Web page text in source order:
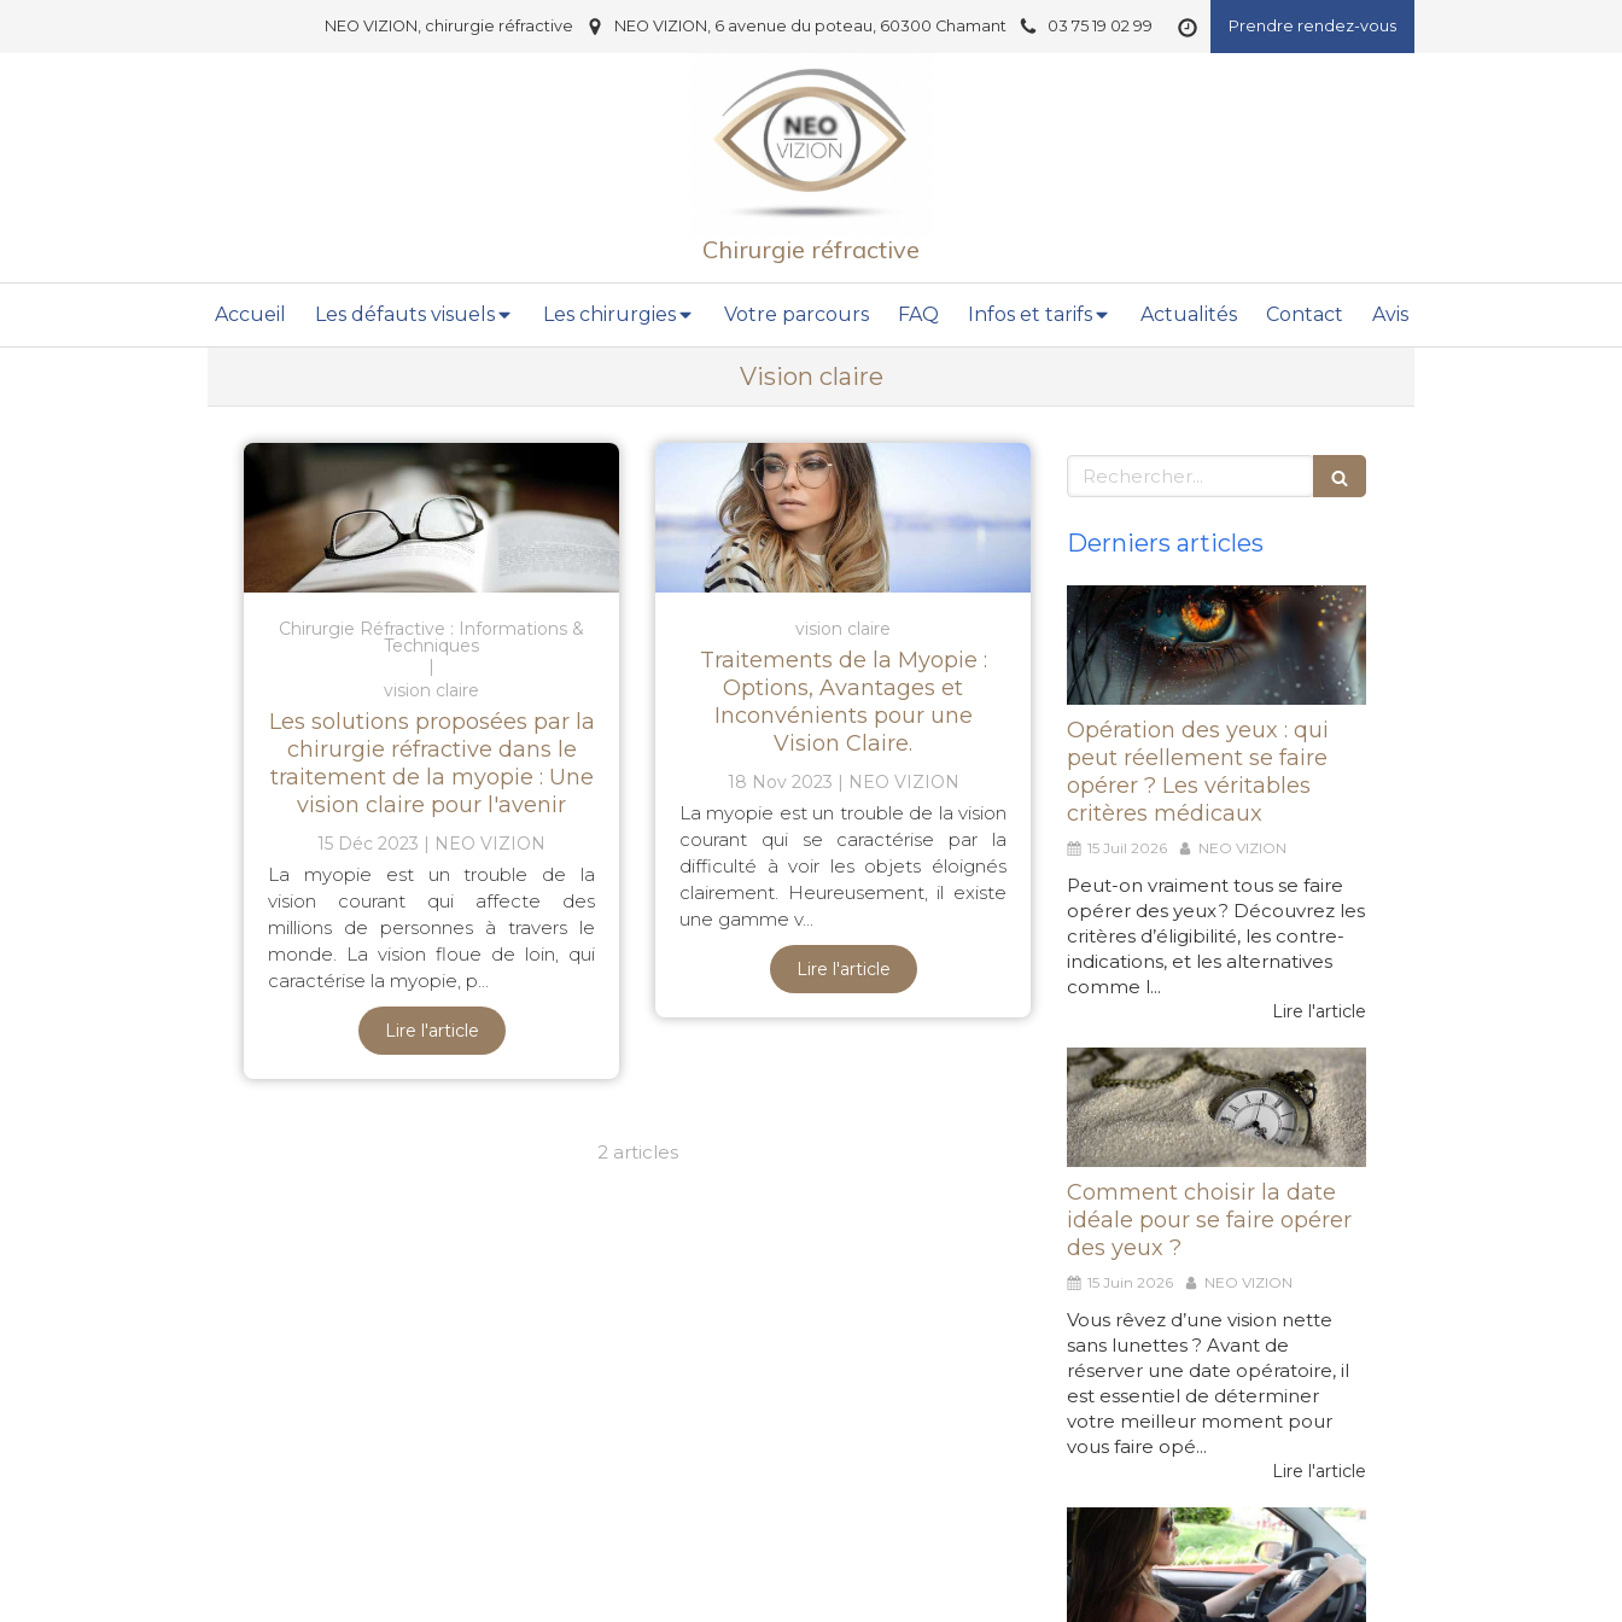
Prendre rendez-vous
03 75 19 02 99
NEO VIZION, 6 avenue du poteau, 60300 Chamant
NEO VIZION, chirurgie réfractive
Chirurgie réfractive
Accueil Les défauts visuels Les chirurgies Votre parcours FAQ Infos et tarifs Actualités Contact Avis
Vision claire
Chirurgie Réfractive : Informations &
Techniques
vision claire
Les solutions proposées par la
chirurgie réfractive dans le
traitement de la myopie : Une
vision claire pour l'avenir
15 Déc 2023 NEO VIZION
La myopie est un trouble de la
vision courant qui affecte des
millions de personnes à travers le
monde. La vision floue de loin, qui
caractérise la myopie, p...
Lire l'article
vision claire
Traitements de la Myopie :
Options, Avantages et
Inconvénients pour une
Vision Claire.
18 Nov 2023 NEO VIZION
La myopie est un trouble de la vision
courant qui se caractérise par la
difficulté à voir les objets éloignés
clairement. Heureusement, il existe
une gamme v...
Lire l'article
2 articles
Rechercher
Derniers articles
Opération des yeux : qui
peut réellement se faire
opérer ? Les véritables
critères médicaux
15 Juil 2026 NEO VIZION
Peut-on vraiment tous se faire
opérer des yeux ? Découvrez les
critères d’éligibilité, les contre-
indications, et les alternatives
comme l...
Lire l'article
Comment choisir la date
idéale pour se faire opérer
des yeux ?
15 Juin 2026 NEO VIZION
Vous rêvez d’une vision nette
sans lunettes ? Avant de
réserver une date opératoire, il
est essentiel de déterminer
votre meilleur moment pour
vous faire opé...
Lire l'article